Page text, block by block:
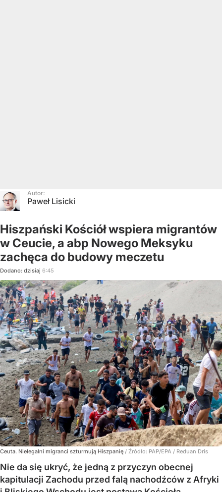
Autor:
Paweł Lisicki
Hiszpański Kościół wspiera migrantów
w Ceucie, a abp Nowego Meksyku
zachęca do budowy meczetu
Dodano: dzisiaj 6:45
Ceuta. Nielegalni migranci szturmują Hiszpanię / Źródło: PAP/EPA / Reduan Dris
Nie da się ukryć, że jedną z przyczyn obecnej
kapitulacji Zachodu przed falą nachodźców z Afryki